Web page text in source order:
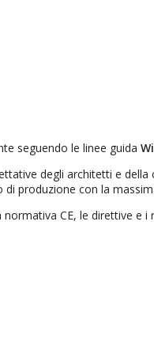
seguendo le linee guida
degli architetti e
produzione con la
CE, le direttive e